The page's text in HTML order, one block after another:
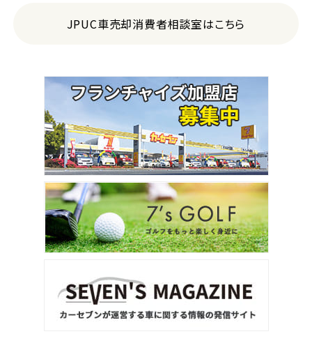
ホンダ
ステップワゴン
2位
トヨタ
アルファード
3位
ヴォクシー
JPUC車売却消費者相談室はこちら